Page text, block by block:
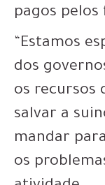
pagos
“Estamos
dos
os recursos
salvar a
mandar
os